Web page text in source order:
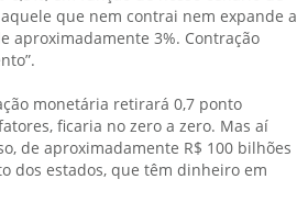
que nem contrai nem expande a
aproximadamente 3%. Contração
monetária retirará 0,7 ponto
ficaria no zero a zero. Mas aí
de aproximadamente R$ 100 bilhões
dos estados, que têm dinheiro em